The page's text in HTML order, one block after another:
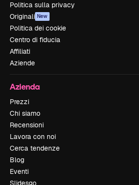
Politica sulla privacy
Originali New
Politica dei cookie
Centro di fiducia
Affiliati
Aziende
Azienda
Prezzi
Chi siamo
Recensioni
Lavora con noi
Cerca tendenze
Blog
Eventi
Slidesgo